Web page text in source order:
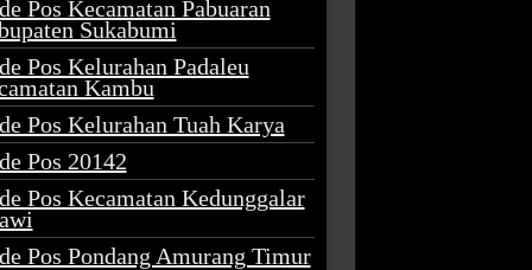
Pos Kecamatan Pabuaran
Sukabumi
Pos Kelurahan Padaleu
Kambu
Pos Kelurahan Tuah Karya
Pos 20142
Pos Kecamatan Kedunggalar
Pos Pondang Amurang Timur